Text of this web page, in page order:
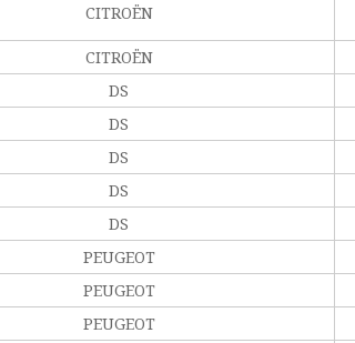
CITROËN
CITROËN
DS
DS
DS
DS
DS
PEUGEOT
PEUGEOT
PEUGEOT